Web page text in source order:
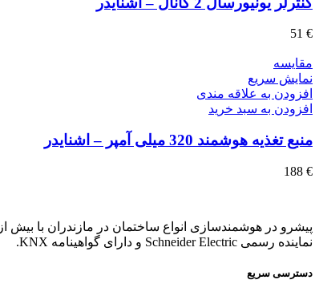
51 €
مقايسه
نمایش سریع
افزودن به علاقه مندی
افزودن به سبد خرید
منبع تغذیه هوشمند 320 میلی آمپر – اشنایدر
188 €
پیشرو در هوشمندسازی انواع ساختمان در مازندران با بیش از ۸ سال تجربه.
نماینده رسمی Schneider Electric و دارای گواهینامه KNX.
دسترسی سریع